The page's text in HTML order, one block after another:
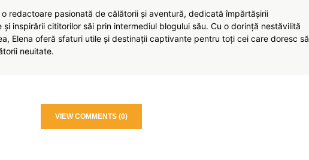
o redactoare pasionată de călătorii și aventură, dedicată împărtășirii
și inspirării cititorilor săi prin intermediul blogului său. Cu o dorință nestăvilită
Elena oferă sfaturi utile și destinații captivante pentru toți cei care doresc să
neuitate.
VIEW COMMENTS (0)